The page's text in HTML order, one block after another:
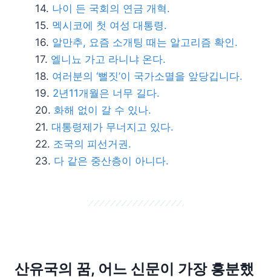
나이 든 국회의 연금 개혁.
멕시코에 첫 여성 대통령.
알만추, 요즘 소개팅 때는 알고리즘 확인.
엘니뇨 가고 라니냐 온다.
여러분의 ‘뻘짓’이 국가소멸을 앞당깁니다.
2년11개월은 너무 길다.
화해 없이 갈 수 있나.
대통령제가 무너지고 있다.
조국의 피선거권.
다 같은 중산층이 아니다.
산유국의 꿈, 어느 신문이 가장 흥분했